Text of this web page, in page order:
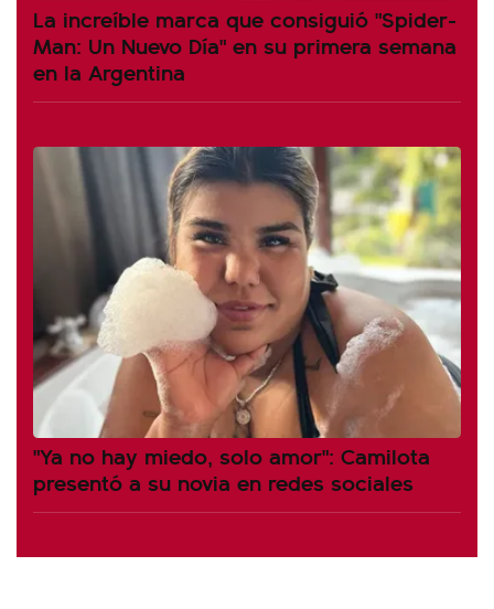
La increíble marca que consiguió "Spider-
Man: Un Nuevo Día" en su primera semana
en la Argentina
"Ya no hay miedo, solo amor": Camilota
presentó a su novia en redes sociales